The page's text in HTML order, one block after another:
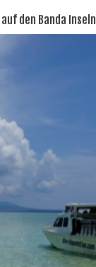
den Banda Inseln